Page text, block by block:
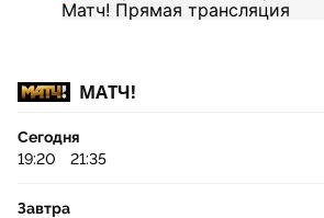
МАТЧ!
Сегодня
19:20
21:35
Завтра